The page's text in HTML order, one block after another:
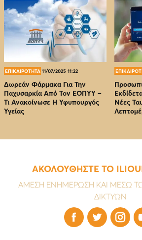
ΕΠΙΚΑΙΡΟΤΗΤΑ 11/07/2025 11:22
Δωρεάν Φάρμακα Για Την
Παχυσαρκία Από Τον EOΠΥΥ –
Τι Ανακοίνωσε Η Υφυπουργός
Υγείας
Νέες
ΑΚΟΛΟΥΘΗΣΤΕ ΤΟ
ΑΜΕΣΗ ΕΝΗΜΕΡΩΣΗ ΚΑΙ ΜΕΣΩ
ΔΙΚΤΥΩΝ
  